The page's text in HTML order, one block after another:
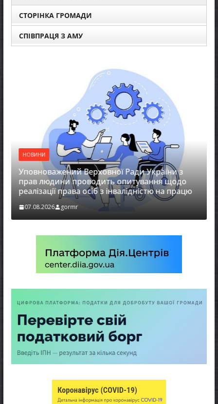
СТОРІНКА ГРОМАДИ
СПІВПРАЦЯ З АМУ
НОВИНИ
Уповноважений Верховної Ради України з
прав людини проводить опитування щодо
реалізації права осіб з інвалідністю на працю
07.08.2026 gormr